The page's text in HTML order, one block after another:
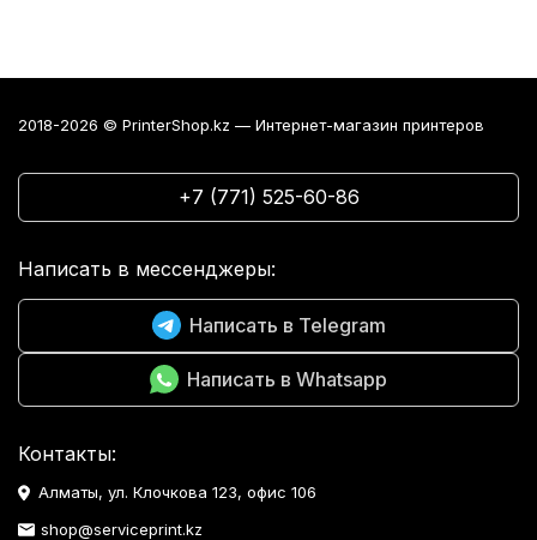
2018-2026 © PrinterShop.kz — Интернет-магазин принтеров
+7 (771) 525-60-86
Написать в мессенджеры:
Написать в Telegram
Написать в Whatsapp
Контакты:
Алматы, ул. Клочкова 123, офис 106
shop@serviceprint.kz